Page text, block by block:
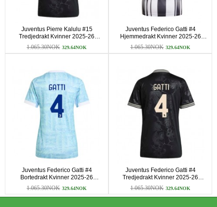
Juventus Pierre Kalulu #15
Tredjedrakt Kvinner 2025-26
Kortermet
1.065.30NOK 329.64NOK
Juventus Federico Gatti #4
Hjemmedrakt Kvinner 2025-26
Kortermet
1.065.30NOK 329.64NOK
Juventus Federico Gatti #4
Bortedrakt Kvinner 2025-26
Kortermet
1.065.30NOK 329.64NOK
Juventus Federico Gatti #4
Tredjedrakt Kvinner 2025-26
Kortermet
1.065.30NOK 329.64NOK